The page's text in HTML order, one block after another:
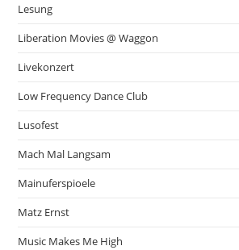
Lesung
Liberation Movies @ Waggon
Livekonzert
Low Frequency Dance Club
Lusofest
Mach Mal Langsam
Mainuferspioele
Matz Ernst
Music Makes Me High